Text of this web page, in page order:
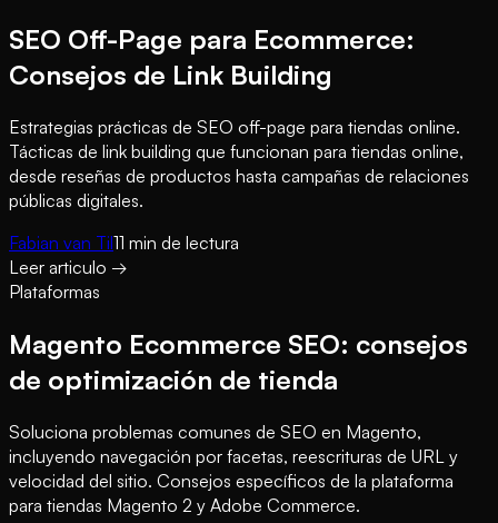
SEO Off-Page para Ecommerce:
Consejos de Link Building
Estrategias prácticas de SEO off-page para tiendas online.
Tácticas de link building que funcionan para tiendas online,
desde reseñas de productos hasta campañas de relaciones
públicas digitales.
Fabian van Til11 min de lectura
Leer articulo →
Plataformas
Magento Ecommerce SEO: consejos
de optimización de tienda
Soluciona problemas comunes de SEO en Magento,
incluyendo navegación por facetas, reescrituras de URL y
velocidad del sitio. Consejos específicos de la plataforma
para tiendas Magento 2 y Adobe Commerce.